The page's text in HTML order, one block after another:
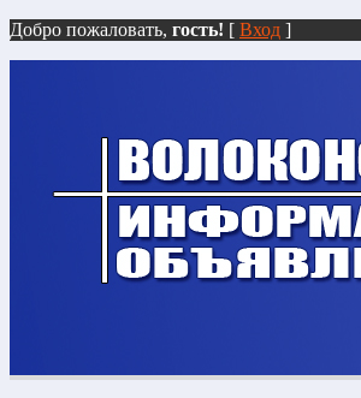
Добро пожаловать, гость! [ Вход ]